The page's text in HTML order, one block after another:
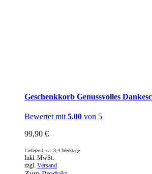
Geschenkkorb Genussvolles
Bewertet mit 5.00 von 5
99,90 €
Inkl. MwSt.
zzgl. Versand
Lieferzeit: ca. 3-4 Werktage